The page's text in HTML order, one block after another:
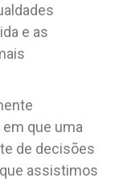
e as
que uma
de decisões
assistimos